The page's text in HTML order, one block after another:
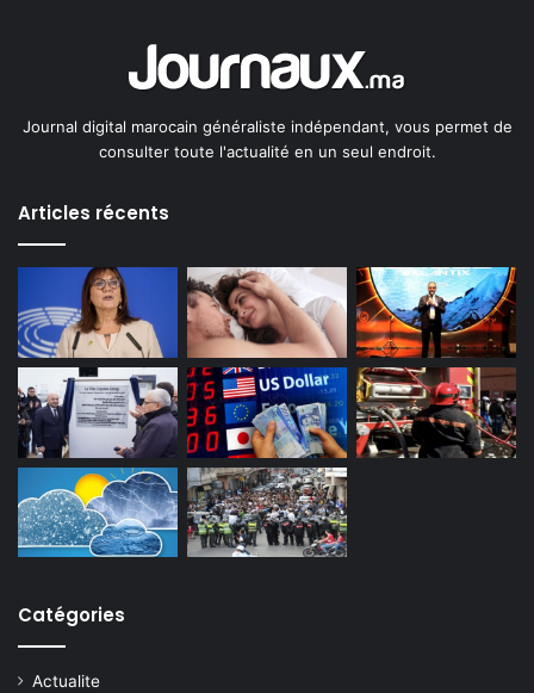
Journal digital marocain généraliste indépendant, vous permet de
consulter toute l'actualité en un seul endroit.
Articles récents
Catégories
Actualite